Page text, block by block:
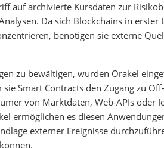
auf archivierte Kursdaten zur
Da sich Blockchains in
benötigen sie externe
zu bewältigen, wurden Orakel
Smart Contracts den Zugang zu
von Marktdaten, Web-APIs oder
ermöglichen es diesen
externer Ereignisse